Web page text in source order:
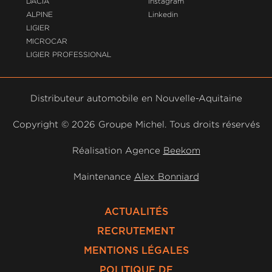
ALPINE
LIGIER
MICROCAR
LIGIER PROFESSIONAL
Linkedin
Distributeur automobile en Nouvelle-Aquitaine
Copyright © 2026 Groupe Michel. Tous droits réservés
Réalisation Agence Beekom
Maintenance Alex Bonniard
ACTUALITÉS
RECRUTEMENT
MENTIONS LÉGALES